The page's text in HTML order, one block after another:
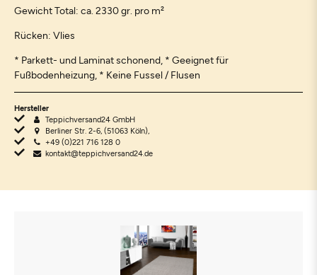
Gewicht Total: ca. 2330 gr. pro m²
Rücken: Vlies
* Parkett- und Laminat schonend, * Geeignet für
Fußbodenheizung, * Keine Fussel / Flusen
Hersteller
Teppichversand24 GmbH
Berliner Str. 2-6, (51063 Köln),
+49 (0)221 716 128 0
kontakt@teppichversand24.de